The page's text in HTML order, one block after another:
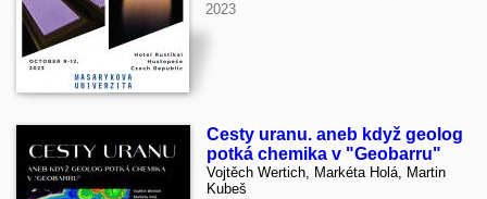
2023
Cesty uranu. aneb když geolog
potká chemika v "Geobarru"
Vojtěch Wertich, Markéta Holá, Martin
Kubeš